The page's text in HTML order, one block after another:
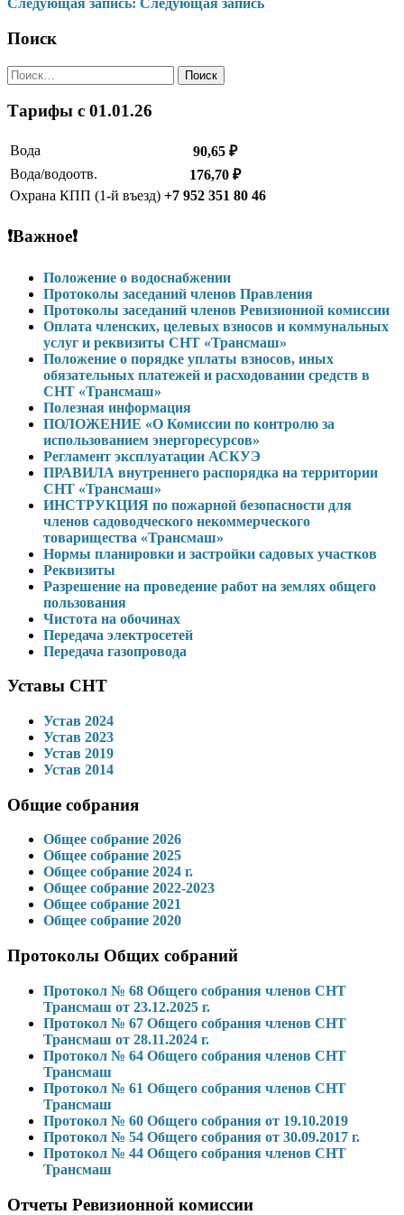
по
записям
Следующая запись: Следующая запись
Поиск
Найти:
Тарифы c 01.01.26
Вода
90,65 ₽
Вода/водоотв.
176,70 ₽
Охрана КПП (1-й въезд) +7 952 351 80 46
❗Важное❗
Положение о водоснабжении
Протоколы заседаний членов Правления
Протоколы заседаний членов Ревизионной комиссии
Оплата членских, целевых взносов и коммунальных
услуг и реквизиты СНТ «Трансмаш»
Положение о порядке уплаты взносов, иных
обязательных платежей и расходовании средств в
СНТ «Трансмаш»
Полезная информация
ПОЛОЖЕНИЕ «О Комиссии по контролю за
использованием энергоресурсов»
Регламент эксплуатации АСКУЭ
ПРАВИЛА внутреннего распорядка на территории
СНТ «Трансмаш»
ИНСТРУКЦИЯ по пожарной безопасности для
членов садоводческого некоммерческого
товарищества «Трансмаш»
Нормы планировки и застройки садовых участков
Реквизиты
Разрешение на проведение работ на землях общего
пользования
Чистота на обочинах
Передача электросетей
Передача газопровода
Уставы СНТ
Устав 2024
Устав 2023
Устав 2019
Устав 2014
Общие собрания
Общее собрание 2026
Общее собрание 2025
Общее собрание 2024 г.
Общее собрание 2022-2023
Общее собрание 2021
Общее собрание 2020
Протоколы Общих собраний
Протокол № 68 Общего собрания членов СНТ
Трансмаш от 23.12.2025 г.
Протокол № 67 Общего собрания членов СНТ
Трансмаш от 28.11.2024 г.
Протокол № 64 Общего собрания членов СНТ
Трансмаш
Протокол № 61 Общего собрания членов СНТ
Трансмаш
Протокол № 60 Общего собрания от 19.10.2019
Протокол № 54 Общего собрания от 30.09.2017 г.
Протокол № 44 Общего собрания членов СНТ
Трансмаш
Отчеты Ревизионной комиссии